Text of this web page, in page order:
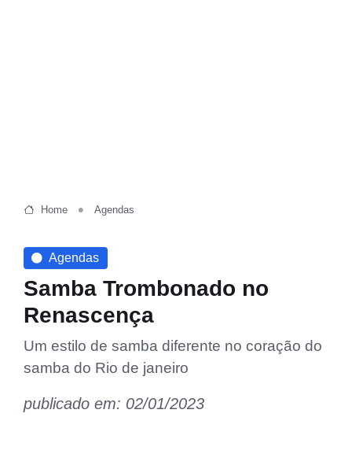
Home Agendas
Agendas
Samba Trombonado no
Renascença
Um estilo de samba diferente no coração do
samba do Rio de janeiro
publicado em: 02/01/2023